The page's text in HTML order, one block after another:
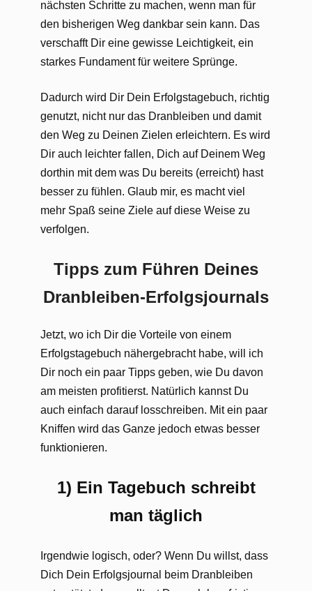
nächsten Schritte zu machen, wenn man für
den bisherigen Weg dankbar sein kann. Das
verschafft Dir eine gewisse Leichtigkeit, ein
starkes Fundament für weitere Sprünge.
Dadurch wird Dir Dein Erfolgstagebuch, richtig
genutzt, nicht nur das Dranbleiben und damit
den Weg zu Deinen Zielen erleichtern. Es wird
Dir auch leichter fallen, Dich auf Deinem Weg
dorthin mit dem was Du bereits (erreicht) hast
besser zu fühlen. Glaub mir, es macht viel
mehr Spaß seine Ziele auf diese Weise zu
verfolgen.
Tipps zum Führen Deines
Dranbleiben-Erfolgsjournals
Jetzt, wo ich Dir die Vorteile von einem
Erfolgstagebuch nähergebracht habe, will ich
Dir noch ein paar Tipps geben, wie Du davon
am meisten profitierst. Natürlich kannst Du
auch einfach darauf losschreiben. Mit ein paar
Kniffen wird das Ganze jedoch etwas besser
funktionieren.
1) Ein Tagebuch schreibt
man täglich
Irgendwie logisch, oder? Wenn Du willst, dass
Dich Dein Erfolgsjournal beim Dranbleiben